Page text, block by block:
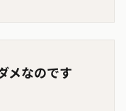
メなのです